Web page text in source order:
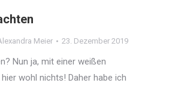
Meier 23. Dezember 2019
Nun ja, mit einer weißen
wohl nichts! Daher habe ich